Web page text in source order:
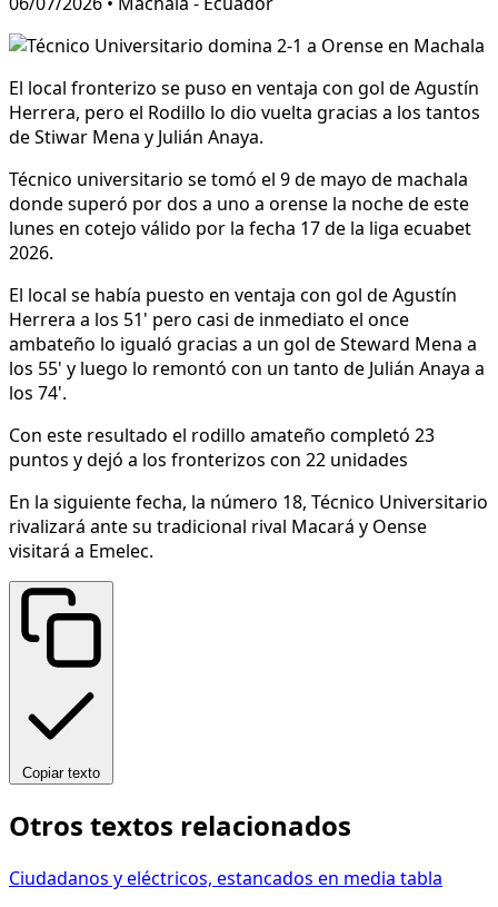
El local fronterizo se puso en ventaja con gol de Agustín
Herrera, pero el Rodillo lo dio vuelta gracias a los tantos
de Stiwar Mena y Julián Anaya.
Técnico universitario se tomó el 9 de mayo de machala
donde superó por dos a uno a orense la noche de este
lunes en cotejo válido por la fecha 17 de la liga ecuabet
2026.
El local se había puesto en ventaja con gol de Agustín
Herrera a los 51' pero casi de inmediato el once
ambateño lo igualó gracias a un gol de Steward Mena a
los 55' y luego lo remontó con un tanto de Julián Anaya a
los 74'.
Con este resultado el rodillo amateño completó 23
puntos y dejó a los fronterizos con 22 unidades
En la siguiente fecha, la número 18, Técnico Universitario
rivalizará ante su tradicional rival Macará y Oense
visitará a Emelec.
Copiar texto
Otros textos relacionados
Ciudadanos y eléctricos, estancados en media tabla